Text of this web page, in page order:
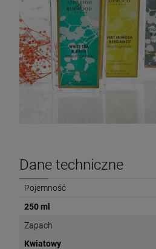
Dane techniczne
Pojemność
250 ml
Zapach
Kwiatowy